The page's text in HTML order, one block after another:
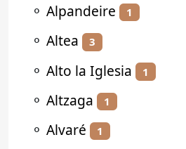
⚬ Alpandeire 1
⚬ Altea 3
⚬ Alto la Iglesia 1
⚬ Altzaga 1
⚬ Alvaré 1